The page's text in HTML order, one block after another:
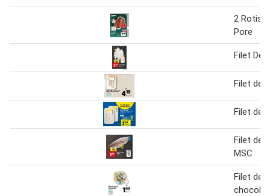
2 Rotis
Pore
Filet De
Filet de
Filet de
Filet de
MSC
Filet de
chocolat